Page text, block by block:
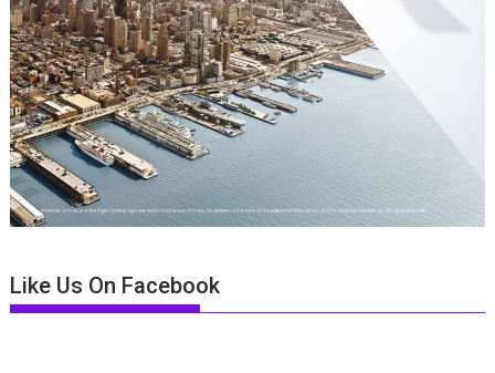
Like Us On Facebook